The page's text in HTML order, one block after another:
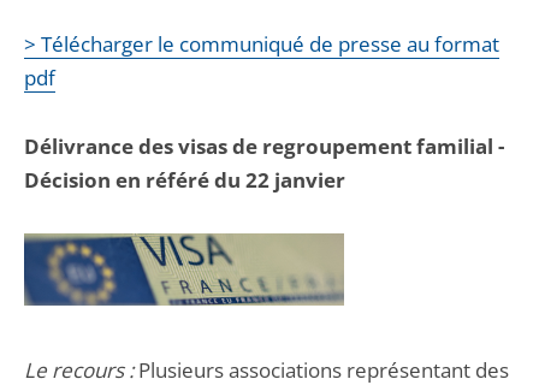
> Télécharger le communiqué de presse au format
pdf
Délivrance des visas de regroupement familial -
Décision en référé du 22 janvier
Le recours :Plusieurs associations représentant des